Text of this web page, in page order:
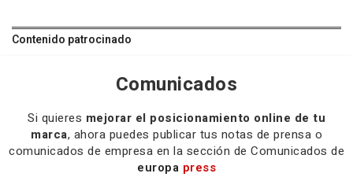
Contenido patrocinado
Comunicados
Si quieres mejorar el posicionamiento online de tu
marca, ahora puedes publicar tus notas de prensa o
comunicados de empresa en la sección de Comunicados de
europa press